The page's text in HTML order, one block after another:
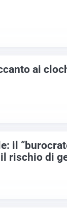
ai
il
rischio di